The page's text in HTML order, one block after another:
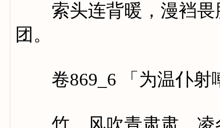
索头连背暖，漫裆畏
团。
卷869_6 「为温仆射